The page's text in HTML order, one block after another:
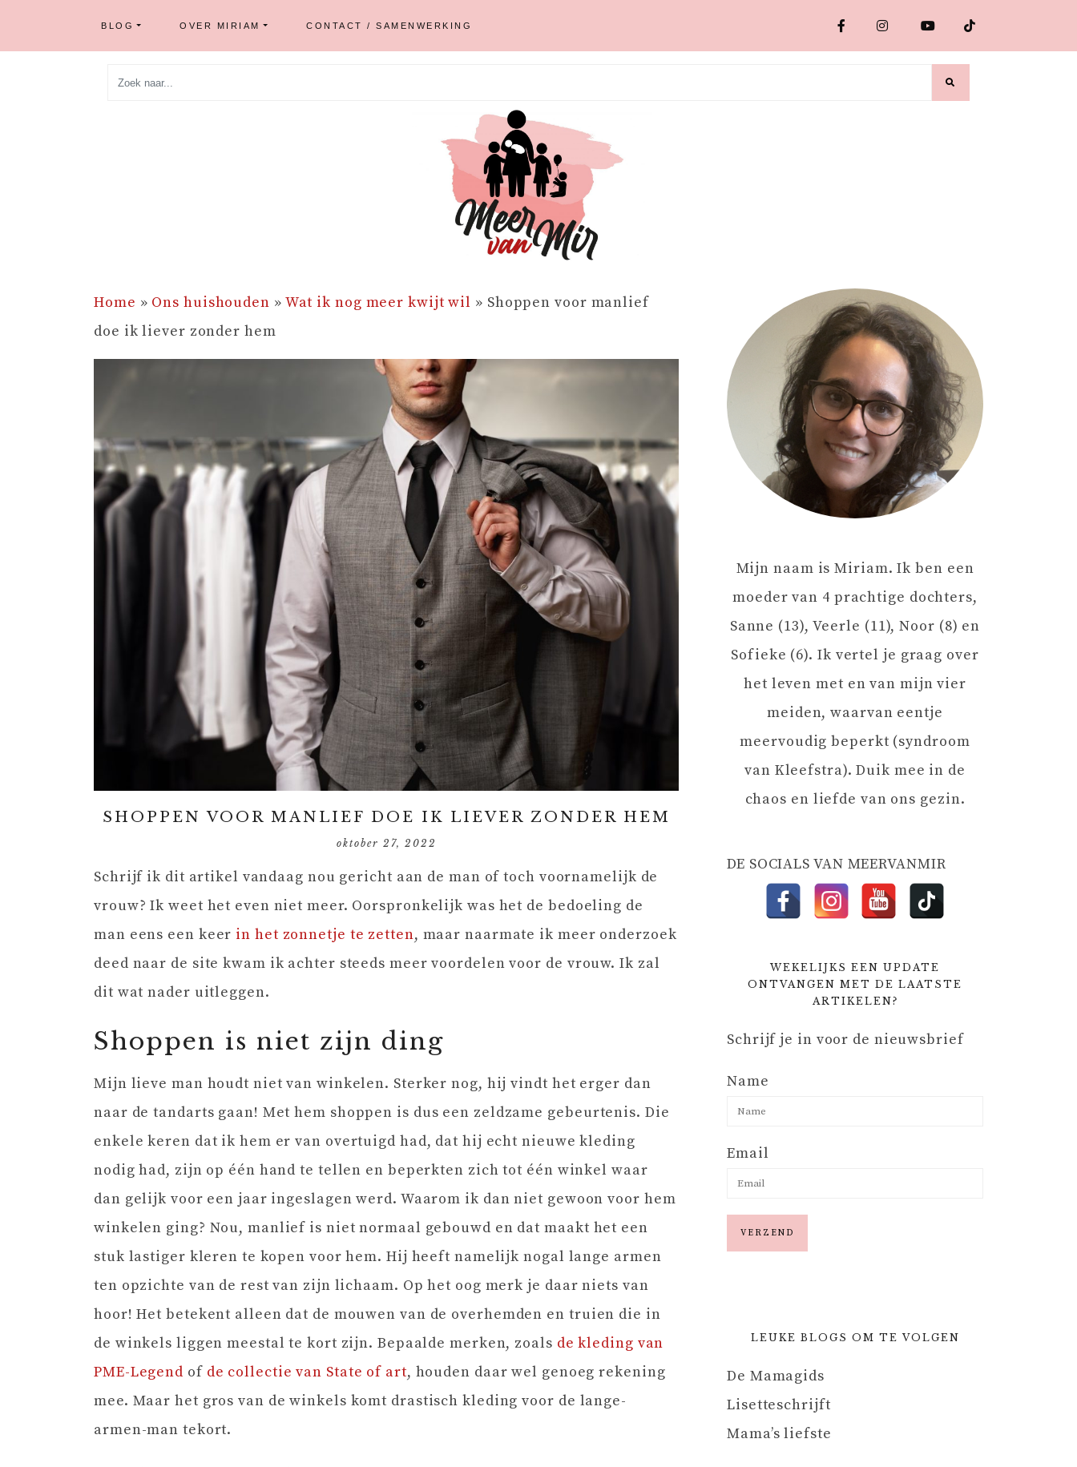
BLOG OVER MIRIAM CONTACT / SAMENWERKING
Home » Ons huishouden » Wat ik nog meer kwijt wil » Shoppen voor manlief
doe ik liever zonder hem
SHOPPEN VOOR MANLIEF DOE IK LIEVER ZONDER HEM
oktober 27, 2022
Schrijf ik dit artikel vandaag nou gericht aan de man of toch voornamelijk de
vrouw? Ik weet het even niet meer. Oorspronkelijk was het de bedoeling de
man eens een keer in het zonnetje te zetten, maar naarmate ik meer onderzoek
deed naar de site kwam ik achter steeds meer voordelen voor de vrouw. Ik zal
dit wat nader uitleggen.
Shoppen is niet zijn ding
Mijn lieve man houdt niet van winkelen. Sterker nog, hij vindt het erger dan
naar de tandarts gaan! Met hem shoppen is dus een zeldzame gebeurtenis. Die
enkele keren dat ik hem er van overtuigd had, dat hij echt nieuwe kleding
nodig had, zijn op één hand te tellen en beperkten zich tot één winkel waar
dan gelijk voor een jaar ingeslagen werd. Waarom ik dan niet gewoon voor hem
winkelen ging? Nou, manlief is niet normaal gebouwd en dat maakt het een
stuk lastiger kleren te kopen voor hem. Hij heeft namelijk nogal lange armen
ten opzichte van de rest van zijn lichaam. Op het oog merk je daar niets van
hoor! Het betekent alleen dat de mouwen van de overhemden en truien die in
de winkels liggen meestal te kort zijn. Bepaalde merken, zoals de kleding van
PME-Legend of de collectie van State of art, houden daar wel genoeg rekening
mee. Maar het gros van de winkels komt drastisch kleding voor de lange-
armen-man tekort.
Mijn naam is Miriam. Ik ben een
moeder van 4 prachtige dochters,
Sanne (13), Veerle (11), Noor (8) en
Sofieke (6). Ik vertel je graag over
het leven met en van mijn vier
meiden, waarvan eentje
meervoudig beperkt (syndroom
van Kleefstra). Duik mee in de
chaos en liefde van ons gezin.
DE SOCIALS VAN MEERVANMIR
WEKELIJKS EEN UPDATE
ONTVANGEN MET DE LAATSTE
ARTIKELEN?
Schrijf je in voor de nieuwsbrief
Name
Email
LEUKE BLOGS OM TE VOLGEN
De Mamagids
Lisetteschrijft
Mama’s liefste